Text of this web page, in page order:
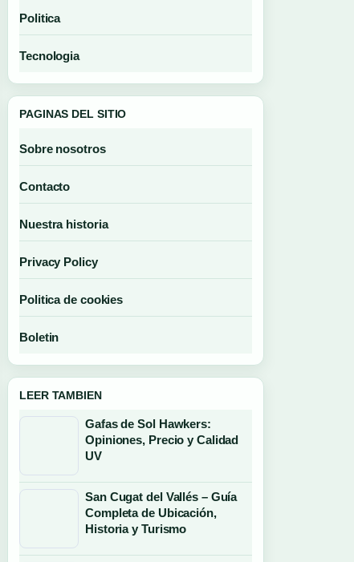
Politica
Tecnologia
PAGINAS DEL SITIO
Sobre nosotros
Contacto
Nuestra historia
Privacy Policy
Politica de cookies
Boletin
LEER TAMBIEN
Gafas de Sol Hawkers:
Opiniones, Precio y Calidad
UV
San Cugat del Vallés – Guía
Completa de Ubicación,
Historia y Turismo